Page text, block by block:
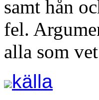
samt hån
fel.
alla som
källa